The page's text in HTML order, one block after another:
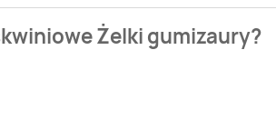
Żelki gumizaury?